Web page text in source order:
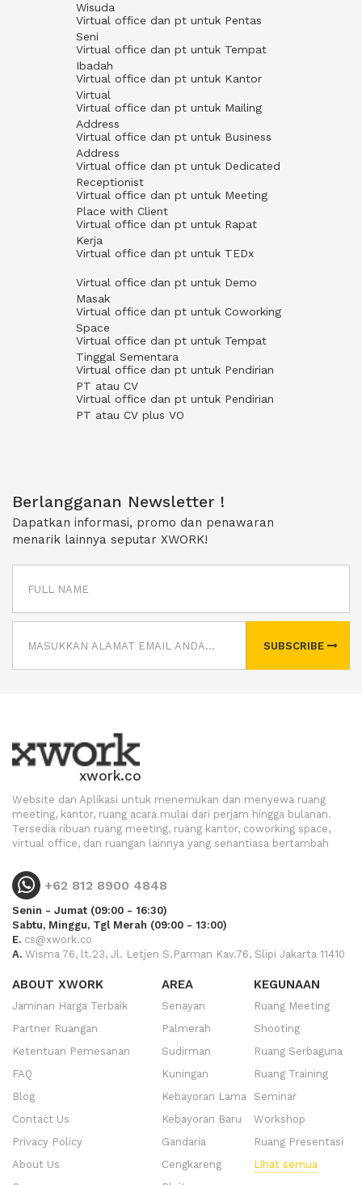
Wisuda
Virtual office dan pt untuk Pentas
Seni
Virtual office dan pt untuk Tempat
Ibadah
Virtual office dan pt untuk Kantor
Virtual
Virtual office dan pt untuk Mailing
Address
Virtual office dan pt untuk Business
Address
Virtual office dan pt untuk Dedicated
Receptionist
Virtual office dan pt untuk Meeting
Place with Client
Virtual office dan pt untuk Rapat
Kerja
Virtual office dan pt untuk TEDx
Virtual office dan pt untuk Demo
Masak
Virtual office dan pt untuk Coworking
Space
Virtual office dan pt untuk Tempat
Tinggal Sementara
Virtual office dan pt untuk Pendirian
PT atau CV
Virtual office dan pt untuk Pendirian
PT atau CV plus VO
Berlangganan Newsletter !
Dapatkan informasi, promo dan penawaran
menarik lainnya seputar XWORK!
SUBSCRIBE
xwork.co
Website dan Aplikasi untuk menemukan dan menyewa ruang
meeting, kantor, ruang acara mulai dari perjam hingga bulanan.
Tersedia ribuan ruang meeting, ruang kantor, coworking space,
virtual office, dan ruangan lainnya yang senantiasa bertambah
+62 812 8900 4848
Senin - Jumat (09:00 - 16:30)
Sabtu, Minggu, Tgl Merah (09:00 - 13:00)
E. cs@xwork.co
A. Wisma 76, lt.23, Jl. Letjen S.Parman Kav.76, Slipi Jakarta 11410
ABOUT XWORK
Jaminan Harga Terbaik
Partner Ruangan
Ketentuan Pemesanan
FAQ
Blog
Contact Us
Privacy Policy
About Us
AREA
Senayan
Palmerah
Sudirman
Kuningan
Kebayoran Lama
Kebayoran Baru
Gandaria
Cengkareng
KEGUNAAN
Ruang Meeting
Shooting
Ruang Serbaguna
Ruang Training
Seminar
Workshop
Ruang Presentasi
Lihat semua